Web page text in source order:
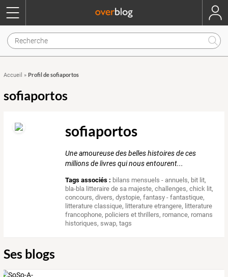
Accueil » Profil de sofiaportos
sofiaportos
sofiaportos
Une amoureuse des belles histoires de ces
millions de livres qui nous entourent...
Tags associés : bilans mensuels - annuels, bit lit,
bla-bla litteraire de sa majeste,challenges,chick lit,
concours,divers,dystopie,fantasy - fantastique,
litterature classique, litterature etrangere, litterature
francophone, policiers et thrillers, romance, romans
historiques,swap,tags
Ses blogs